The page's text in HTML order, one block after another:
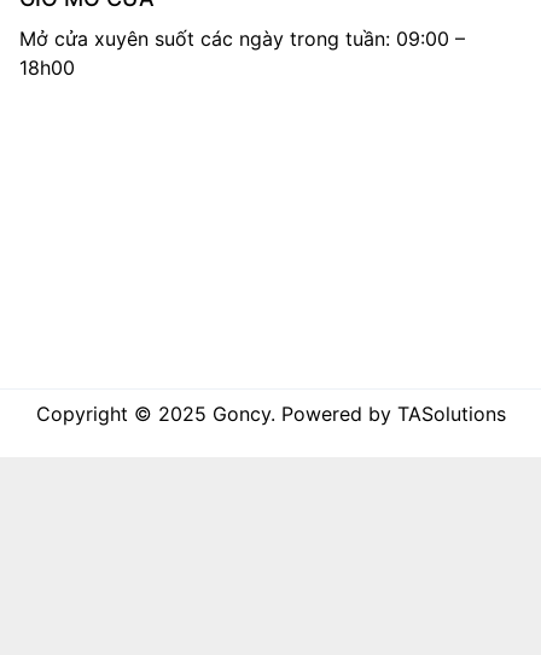
Mở cửa xuyên suốt các ngày trong tuần: 09:00 –
18h00
Copyright © 2025 Goncy. Powered by TASolutions